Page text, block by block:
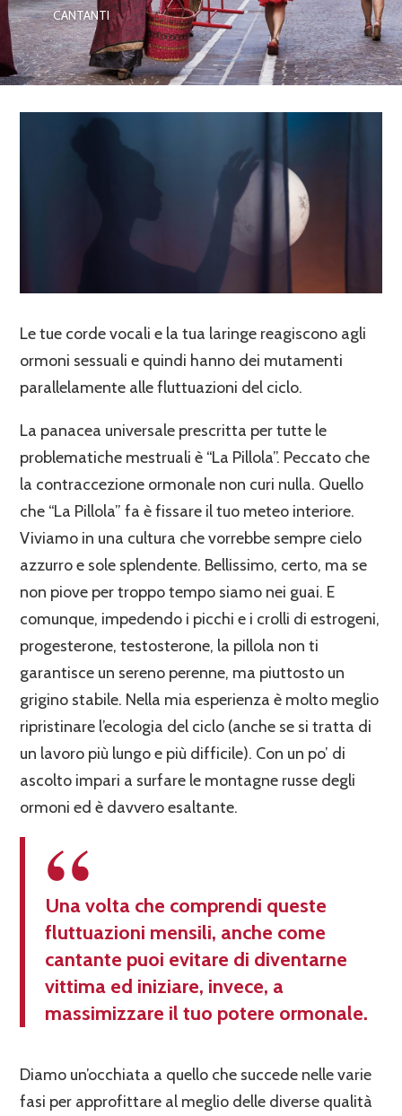
CANTANTI
Le tue corde vocali e la tua laringe reagiscono agli
ormoni sessuali e quindi hanno dei mutamenti
parallelamente alle fluttuazioni del ciclo.
La panacea universale prescritta per tutte le
problematiche mestruali è “La Pillola”. Peccato che
la contraccezione ormonale non curi nulla. Quello
che “La Pillola” fa è fissare il tuo meteo interiore.
Viviamo in una cultura che vorrebbe sempre cielo
azzurro e sole splendente. Bellissimo, certo, ma se
non piove per troppo tempo siamo nei guai. E
comunque, impedendo i picchi e i crolli di estrogeni,
progesterone, testosterone, la pillola non ti
garantisce un sereno perenne, ma piuttosto un
grigino stabile. Nella mia esperienza è molto meglio
ripristinare l’ecologia del ciclo (anche se si tratta di
un lavoro più lungo e più difficile). Con un po’ di
ascolto impari a surfare le montagne russe degli
ormoni ed è davvero esaltante.
Una volta che comprendi queste
fluttuazioni mensili, anche come
cantante puoi evitare di diventarne
vittima ed iniziare, invece, a
massimizzare il tuo potere ormonale.
Diamo un’occhiata a quello che succede nelle varie
fasi per approfittare al meglio delle diverse qualità